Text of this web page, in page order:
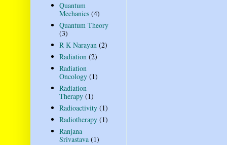
Quantum
Mechanics (4)
Quantum Theory
(3)
R K Narayan (2)
Radiation (2)
Radiation
Oncology (1)
Radiation
Therapy (1)
Radioactivity (1)
Radiotherapy (1)
Ranjana
Srivastava (1)